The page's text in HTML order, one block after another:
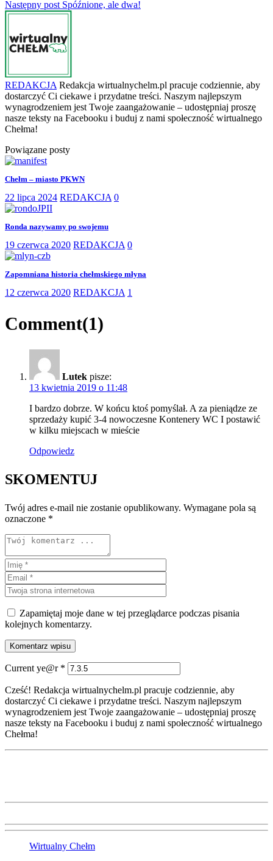
Następny post Spóźnione, ale dwa!
REDAKCJA Redakcja wirtualnychelm.pl pracuje codziennie, aby
dostarczyć Ci ciekawe i przydatne treści. Naszym najlepszym
wynagrodzeniem jest Twoje zaangażowanie – udostępniaj proszę
nasze teksty na Facebooku i buduj z nami społeczność wirtualnego
Chełma!
Powiązane posty
Chełm – miasto PKWN
22 lipca 2024 REDAKCJA 0
Ronda nazywamy po swojemu
19 czerwca 2020 REDAKCJA 0
Zapomniana historia chełmskiego młyna
12 czerwca 2020 REDAKCJA 1
Comment(1)
Lutek pisze:
13 kwietnia 2019 o 11:48
I bardzo dobrze. W końcu ktoś pomyślał. A za pieniądze ze
sprzedaży kupić 3-4 nowoczesne Kontenery WC I postawić
w kilku miejscach w mieście
Odpowiedz
SKOMENTUJ
Twój adres e-mail nie zostanie opublikowany. Wymagane pola są
oznaczone *
Zapamiętaj moje dane w tej przeglądarce podczas pisania
kolejnych komentarzy.
Current ye@r *
Cześć! Redakcja wirtualnychelm.pl pracuje codziennie, aby
dostarczyć Ci ciekawe i przydatne treści. Naszym najlepszym
wynagrodzeniem jest Twoje zaangażowanie – udostępniaj proszę
nasze teksty na Facebooku i buduj z nami społeczność wirtualnego
Chełma!
Wirtualny Chełm